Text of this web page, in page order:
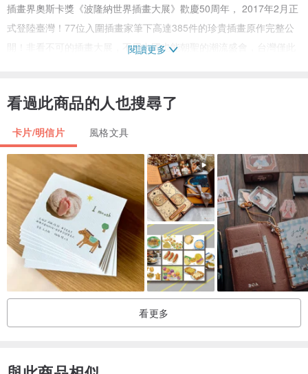
插畫界奧斯卡獎《波隆納世界插畫大展》歡慶50周年， 2017年2月正
式登陸臺灣！77位入圍插畫家筆下高達385件的珍貴插畫原作完整公
開！非看不可的插畫大展，不用出國也能朝聖的潮流盛會，台灣僅此
展覽名稱：插畫界奧斯卡歡慶50週年：波隆納世界插畫大展
協辦單位：聯合數位文創、 SCBWI-Taiwan 童書作家與插畫家協會台
灣分會
展覽期間：2017年2月24日 - 2017年4月26日
展覽時間：10:00 - 18:00 (17:30後現場停止售票)
展覽地點：華山1914文創園區 紅磚六合院西5館
閱讀更多
看過此商品的人也搜尋了
卡片/明信片 風格文具
看更多